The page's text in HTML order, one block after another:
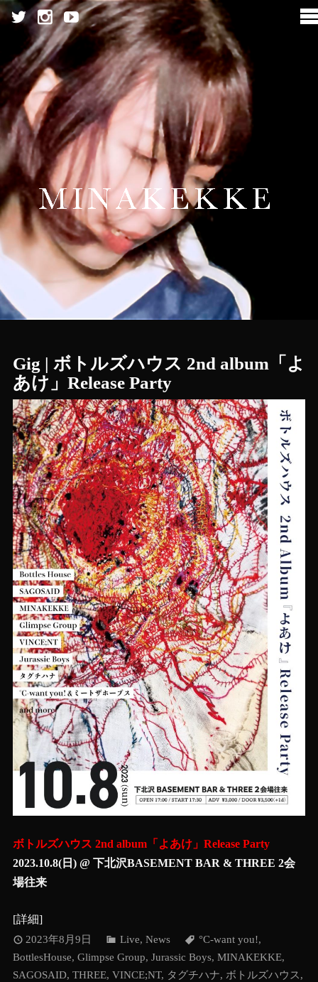
Gig | ボトルズハウス 2nd album「よ
あけ」Release Party
ボトルズハウス 2nd album「よあけ」Release Party
2023.10.8(日) @ 下北沢BASEMENT BAR & THREE 2会
場往来
[詳細]
2023年8月9日 Live, News °C-want you!,
BottlesHouse, Glimpse Group, Jurassic Boys, MINAKEKKE,
SAGOSAID, THREE, VINCE;NT, タグチハナ, ボトルズハウス,